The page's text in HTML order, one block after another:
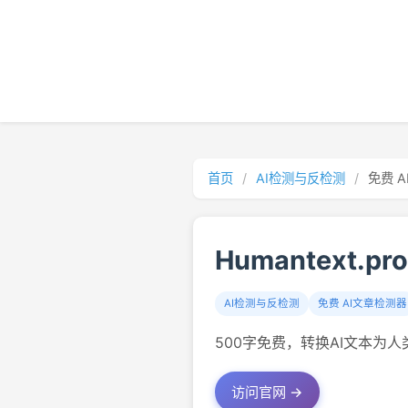
首页 / AI检测与反检测 / 免费
Humantext.pro
AI检测与反检测 免费 AI文章检测器
500字免费，转换AI文本为人
访问官网 →